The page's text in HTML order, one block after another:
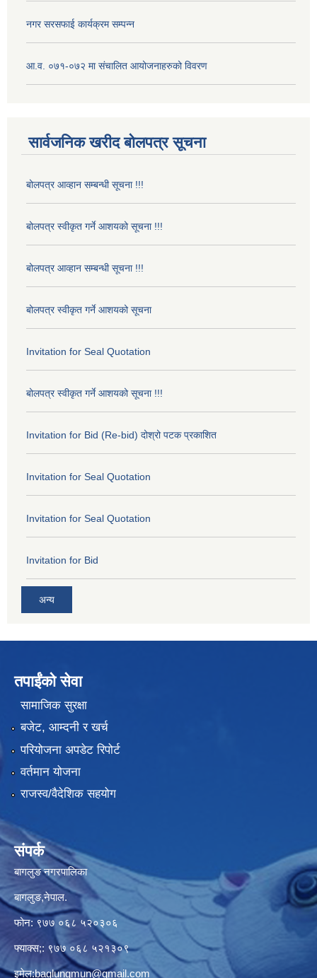
नगर सरसफाई कार्यक्रम सम्पन्न
आ.व. ०७१-०७२ मा संचालित आयोजनाहरुको विवरण
सार्वजनिक खरीद बोलपत्र सूचना
बोलपत्र आव्हान सम्बन्धी सूचना !!!
बोलपत्र स्वीकृत गर्ने आशयको सूचना !!!
बोलपत्र आव्हान सम्बन्धी सूचना !!!
बोलपत्र स्वीकृत गर्ने आशयको सूचना
Invitation for Seal Quotation
बोलपत्र स्वीकृत गर्ने आशयको सूचना !!!
Invitation for Bid (Re-bid) दोश्रो पटक प्रकाशित
Invitation for Seal Quotation
Invitation for Seal Quotation
Invitation for Bid
अन्य
तपाईंको सेवा
सामाजिक सुरक्षा
बजेट, आम्दनी र खर्च
परियोजना अपडेट रिपोर्ट
वर्तमान योजना
राजस्व/वैदेशिक सहयोग
संपर्क
बागलुङ नगरपालिका
बागलुङ,नेपाल.
फोन: ९७७ ०६८ ५२०३०६
फ्याक्स;: ९७७ ०६८ ५२१३०९
इमेल:baglungmun@gmail.com